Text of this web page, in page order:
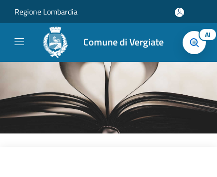
Regione Lombardia
Comune di Vergiate AI